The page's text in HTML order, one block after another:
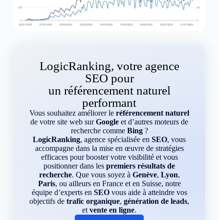
LogicRanking, votre agence
SEO pour
un référencement naturel
performant
Vous souhaitez améliorer leréférencement naturel
de votre site web surGoogle et d’autres moteurs de
recherche comme Bing?
LogicRanking, agence spécialisée enSEO, vous
accompagne dans la mise en œuvre de stratégies
efficaces pour booster votre visibilité et vous
positionner dans lespremiers résultats de
recherche. Que vous soyez à Genève, Lyon,
Paris, ou ailleurs en France et en Suisse, notre
équipe d’experts en SEOvous aide à atteindre vos
objectifs detrafic organique,génération de leads,
etvente en ligne.